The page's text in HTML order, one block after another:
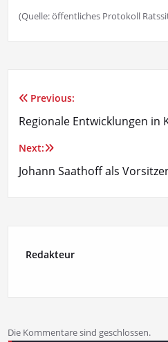
(Quelle: öffentliches Protokoll
Beitragsnavigation
Previous:
Regionale Entwicklungen in
Next:
Johann Saathoff als
Redakteur
Die Kommentare sind geschlossen.